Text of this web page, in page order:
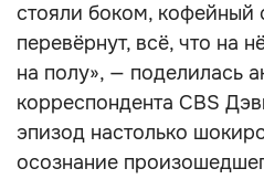
стояли боком, кофейный
перевёрнут, всё, что на
на полу», — поделилась
корреспондента CBS
эпизод настолько
осознание